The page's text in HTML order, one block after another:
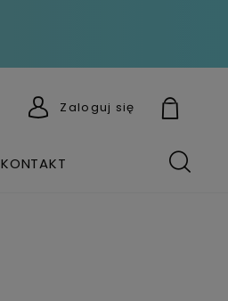
Zaloguj się
KONTAKT